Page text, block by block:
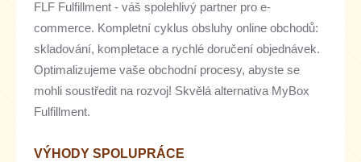
FLF Fulfillment - váš spolehlivý partner pro e-
commerce. Kompletní cyklus obsluhy online obchodů:
skladování, kompletace a rychlé doručení objednávek.
Optimalizujeme vaše obchodní procesy, abyste se
mohli soustředit na rozvoj! Skvělá alternativa MyBox
Fulfillment.
VÝHODY SPOLUPRÁCE